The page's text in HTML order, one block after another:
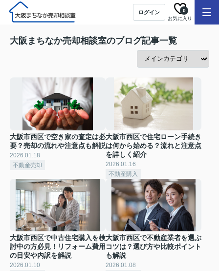
ログイン
お気に入り
0
大阪まちなか売却相談室のブログ記事一覧
大阪市西区で空き家の査定は必
要？売却の流れや注意点も解説
2026.01.18
不動産売却
大阪市西区で住宅ローン手続き
は何から始める？流れと注意点
を詳しく紹介
2026.01.16
不動産購入
大阪市西区で中古住宅購入を検
討中の方必見！リフォーム費用
の目安や内訳を解説
2026.01.10
大阪市西区で不動産業者を選ぶ
コツは？選び方や比較ポイント
も解説
2026.01.08